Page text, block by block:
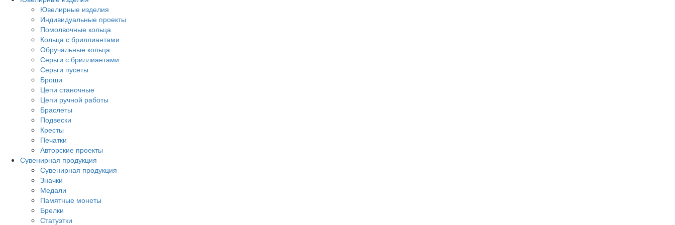
Ювелирные изделия
Индивидуальные проекты
Помолвочные кольца
Кольца с бриллиантами
Обручальные кольца
Серьги с бриллиантами
Серьги пусеты
Броши
Цепи станочные
Цепи ручной работы
Браслеты
Подвески
Кресты
Печатки
Авторские проекты
Сувенирная продукция
Сувенирная продукция
Значки
Медали
Памятные монеты
Брелки
Статуэтки